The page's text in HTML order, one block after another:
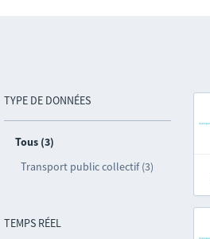
TYPE DE DONNÉES
Tous (3)
Transport public collectif (3)
TEMPS RÉEL